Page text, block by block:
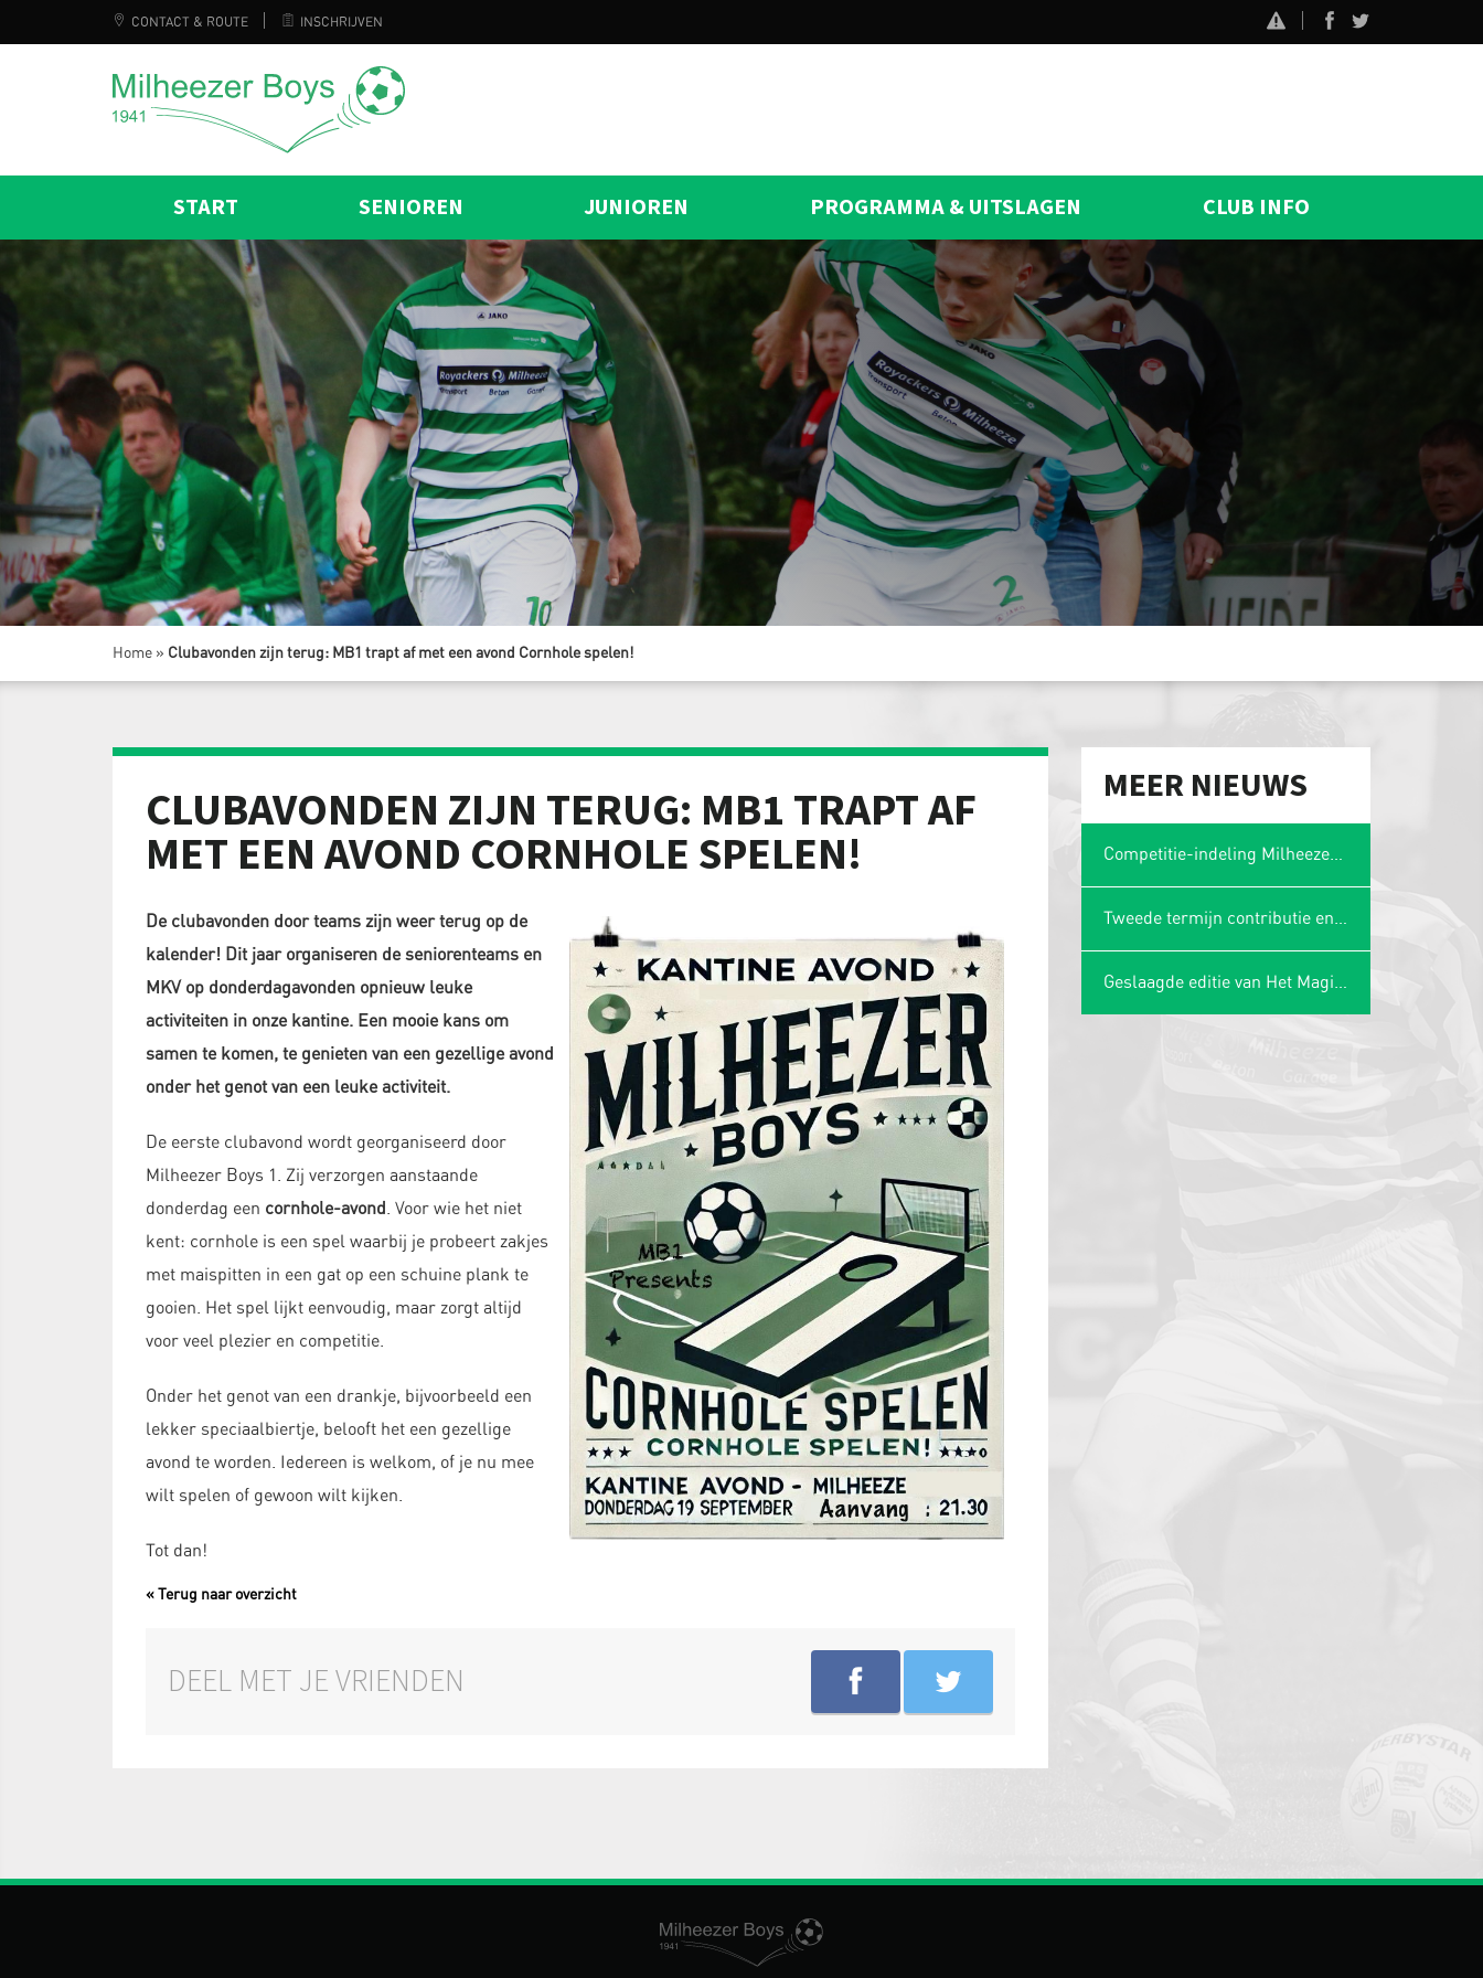
CONTACT & ROUTE INSCHRIJVEN
START SENIOREN JUNIOREN PROGRAMMA & UITSLAGEN CLUB INFO
Home » Clubavonden zijn terug: MB1 trapt af met een avond Cornhole spelen!
CLUBAVONDEN ZIJN TERUG: MB1 TRAPT AF
MET EEN AVOND CORNHOLE SPELEN!
De clubavonden door teams zijn weer terug op de
kalender! Dit jaar organiseren de seniorenteams en
MKV op donderdagavonden opnieuw leuke
activiteiten in onze kantine. Een mooie kans om
samen te komen, te genieten van een gezellige avond
onder het genot van een leuke activiteit.
De eerste clubavond wordt georganiseerd door
Milheezer Boys 1. Zij verzorgen aanstaande
donderdag een cornhole-avond. Voor wie het niet
kent: cornhole is een spel waarbij je probeert zakjes
met maispitten in een gat op een schuine plank te
gooien. Het spel lijkt eenvoudig, maar zorgt altijd
voor veel plezier en competitie.
Onder het genot van een drankje, bijvoorbeeld een
lekker speciaalbiertje, belooft het een gezellige
avond te worden. Iedereen is welkom, of je nu mee
wilt spelen of gewoon wilt kijken.
Tot dan!
« Terug naar overzicht
DEEL MET JE VRIENDEN
MEER NIEUWS
Competitie-indeling Milheezer Boys 1 bekend: plaatsing in Limburgse hoek
Tweede termijn contributie en wasgelden 2025-2026
Geslaagde editie van Het Magische Spons Gezelligheidstoernooi